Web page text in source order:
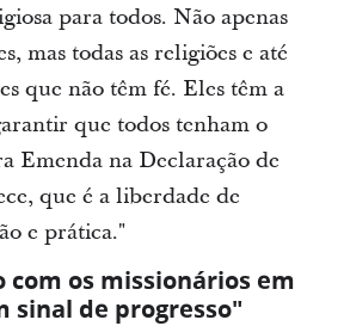
para todos. Não apenas
mas todas as religiões e até
que não têm fé. Eles têm a
que todos tenham o
Emenda na Declaração de
que é a liberdade de
e prática."
com os missionários em
sinal de progresso"